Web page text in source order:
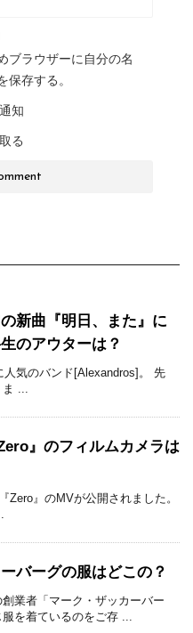
ブラウザーに自分の名
保存する。
知
る
新曲『明日、また』に
のアウターは？
人気のバンド[Alexandros]。 先
ま ...
』のフィルムカメラは
Zero』のMVが公開されました。
バーグの服はどこの？
業者「マーク・ザッカーバー
を着ているのをご存 ...